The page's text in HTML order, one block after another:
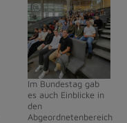
Im Bundestag gab
es auch Einblicke in
den
Abgeordnetenbereich
©
Markt
Dietmannsried